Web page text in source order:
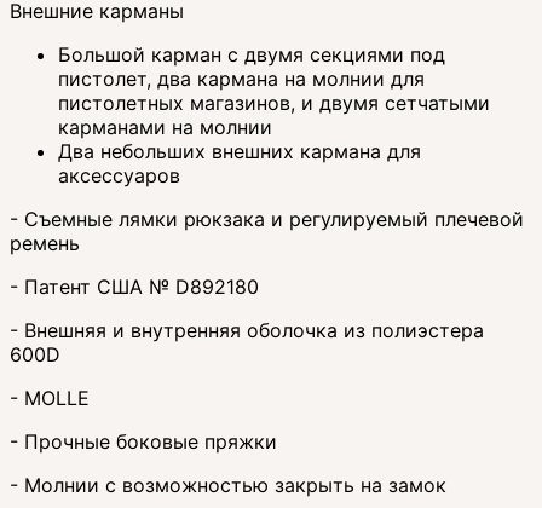
Внешние карманы
Большой карман с двумя секциями под
пистолет, два кармана на молнии для
пистолетных магазинов, и двумя сетчатыми
карманами на молнии
Два небольших внешних кармана для
аксессуаров
- Съемные лямки рюкзака и регулируемый плечевой
ремень
- Патент США № D892180
- Внешняя и внутренняя оболочка из полиэстера
600D
- MOLLE
- Прочные боковые пряжки
- Молнии с возможностью закрыть на замок